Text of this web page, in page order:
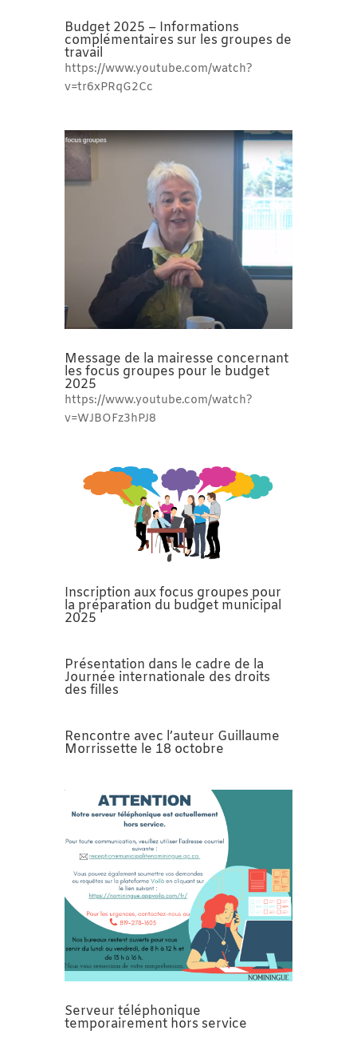
Budget 2025 – Informations
complémentaires sur les groupes de
travail
https://www.youtube.com/watch?
v=tr6xPRqG2Cc
Message de la mairesse concernant
les focus groupes pour le budget
2025
https://www.youtube.com/watch?
v=WJBOFz3hPJ8
Inscription aux focus groupes pour
la préparation du budget municipal
2025
Présentation dans le cadre de la
Journée internationale des droits
des filles
Rencontre avec l’auteur Guillaume
Morrissette le 18 octobre
Serveur téléphonique
temporairement hors service